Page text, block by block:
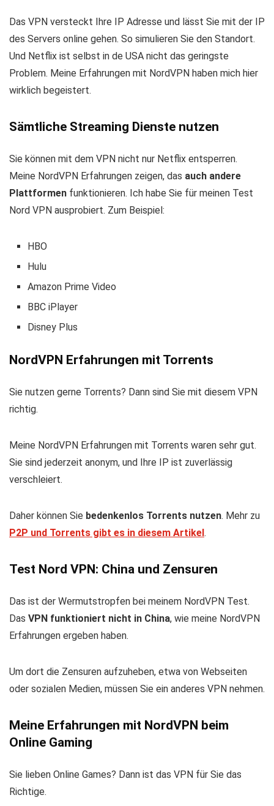
Das VPN versteckt Ihre IP Adresse und lässt Sie mit der IP
des Servers online gehen. So simulieren Sie den Standort.
Und Netflix ist selbst in de USA nicht das geringste
Problem. Meine Erfahrungen mit NordVPN haben mich hier
wirklich begeistert.
Sämtliche Streaming Dienste nutzen
Sie können mit dem VPN nicht nur Netflix entsperren.
Meine NordVPN Erfahrungen zeigen, das auch andere
Plattformen funktionieren. Ich habe Sie für meinen Test
Nord VPN ausprobiert. Zum Beispiel:
HBO
Hulu
Amazon Prime Video
BBC iPlayer
Disney Plus
NordVPN Erfahrungen mit Torrents
Sie nutzen gerne Torrents? Dann sind Sie mit diesem VPN
richtig.
Meine NordVPN Erfahrungen mit Torrents waren sehr gut.
Sie sind jederzeit anonym, und Ihre IP ist zuverlässig
verschleiert.
Daher können Sie bedenkenlos Torrents nutzen. Mehr zu
P2P und Torrents gibt es in diesem Artikel.
Test Nord VPN: China und Zensuren
Das ist der Wermutstropfen bei meinem NordVPN Test.
Das VPN funktioniert nicht in China, wie meine NordVPN
Erfahrungen ergeben haben.
Um dort die Zensuren aufzuheben, etwa von Webseiten
oder sozialen Medien, müssen Sie ein anderes VPN nehmen.
Meine Erfahrungen mit NordVPN beim
Online Gaming
Sie lieben Online Games? Dann ist das VPN für Sie das
Richtige.